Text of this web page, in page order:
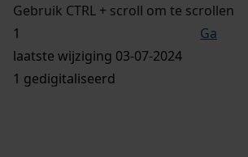
Gebruik CTRL + scroll om te scrollen
Ga
laatste wijziging 03-07-2024
1 gedigitaliseerd